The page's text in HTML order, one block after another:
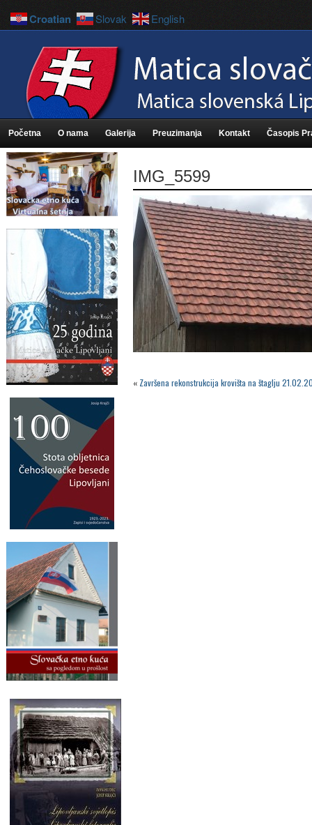
Početna O nama Galerija Preuzimanja Kontakt Časopis
IMG_5599
« Završena rekonstrukcija krovišta na štaglju
Croatian Slovak English